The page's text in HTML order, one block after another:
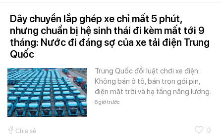
Dây chuyền lắp ghép xe chỉ mất 5 phút,
nhưng chuẩn bị hệ sinh thái đi kèm mất tới 9
tháng: Nước đi đáng sợ của xe tải điện Trung
Quốc
Trung Quốc đổi luật chơi xe điện:
Không bán ô tô, bán trọn gói pin,
điện mặt trời và hạ tầng năng lượng.
6 giờ trước
Chia sẻ 0